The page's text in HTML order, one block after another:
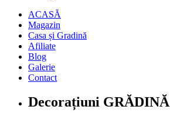
ACASĂ
Magazin
Casa și Gradină
Afiliate
Blog
Galerie
Contact
Decorațiuni GRĂDINĂ